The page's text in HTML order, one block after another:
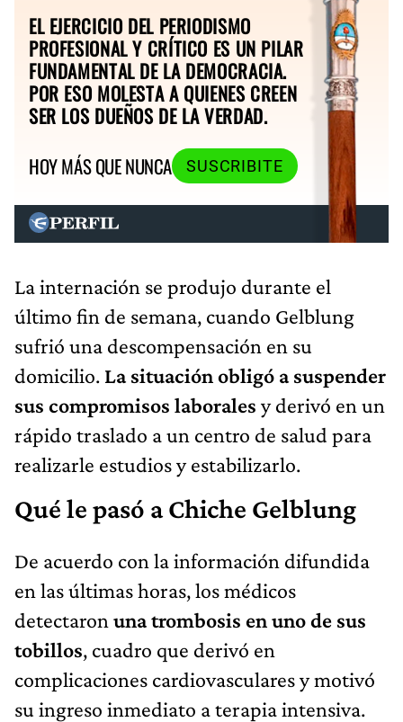
EL EJERCICIO DEL PERIODISMO
PROFESIONAL Y CRÍTICO ES UN PILAR
FUNDAMENTAL DE LA DEMOCRACIA.
POR ESO MOLESTA A QUIENES CREEN
SER LOS DUEÑOS DE LA VERDAD.
HOY MÁS QUE NUNCA
SUSCRIBITE
La internación se produjo durante el
último fin de semana, cuando Gelblung
sufrió una descompensación en su
domicilio. La situación obligó a suspender
sus compromisos laborales y derivó en un
rápido traslado a un centro de salud para
realizarle estudios y estabilizarlo.
Qué le pasó a Chiche Gelblung
De acuerdo con la información difundida
en las últimas horas, los médicos
detectaron una trombosis en uno de sus
tobillos, cuadro que derivó en
complicaciones cardiovasculares y motivó
su ingreso inmediato a terapia intensiva.